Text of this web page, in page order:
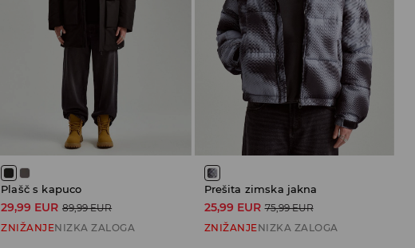
Plašč s kapuco
29,99 EUR 89,99 EUR
ZNIŽANJENIZKA ZALOGA
Prešita zimska jakna
25,99 EUR 75,99 EUR
ZNIŽANJENIZKA ZALOGA